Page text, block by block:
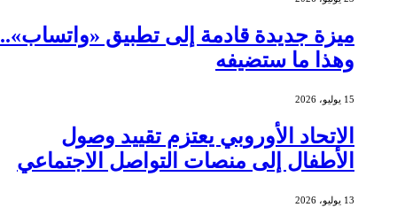
ميزة جديدة قادمة إلى تطبيق «واتساب»..
وهذا ما ستضيفه
15 يوليو، 2026
الاتحاد الأوروبي يعتزم تقييد وصول
الأطفال إلى منصات التواصل الاجتماعي
13 يوليو، 2026